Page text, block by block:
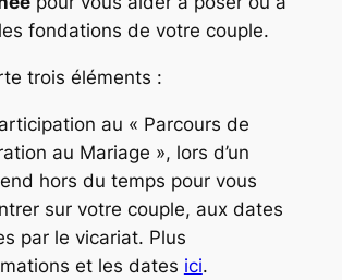
fondations de votre couple.
trois éléments :
au « Parcours de
au Mariage », lors d’un
hors du temps pour vous
sur votre couple, aux dates
par le vicariat. Plus
et les dates ici.